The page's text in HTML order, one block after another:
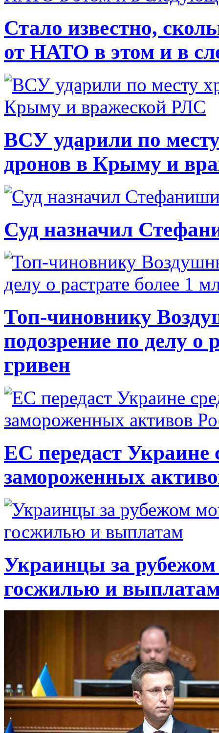
Стало известно,
от НАТО в этом и в
ВСУ ударили по
дронов в Крыму и
Суд назначил
Топ-чиновнику
подозрение по делу о
гривен
ЕС передаст Украине
замороженных
Украинцы за рубежом
госжилью и